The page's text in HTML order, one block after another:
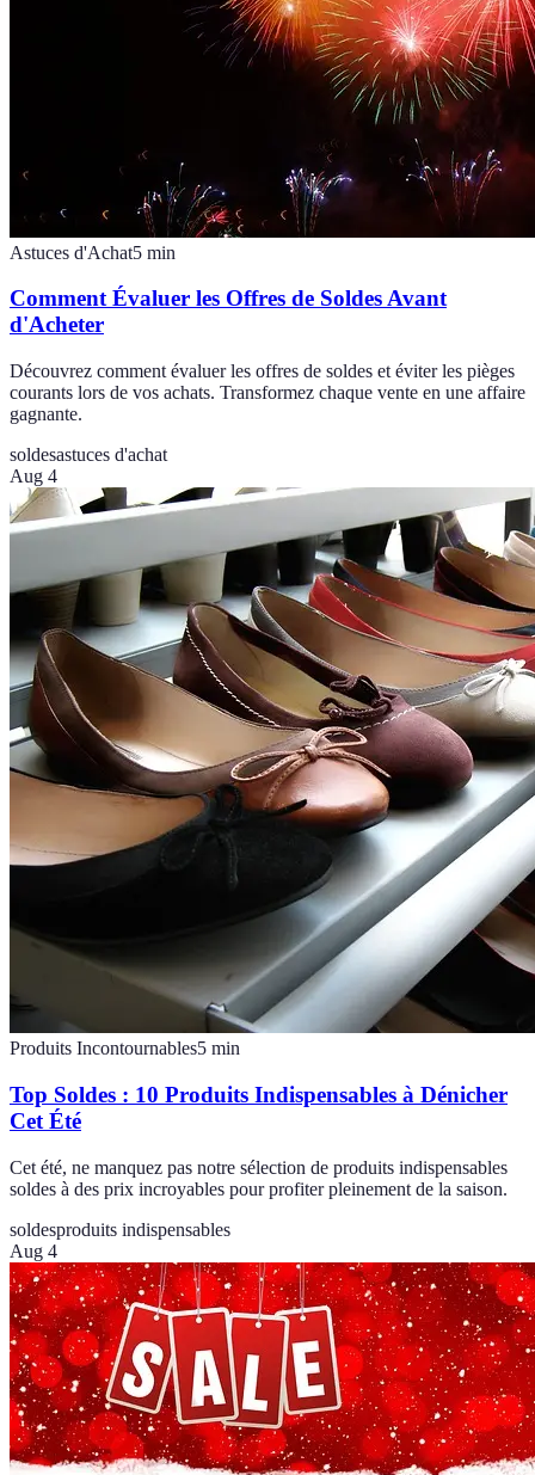
Astuces d'Achat5 min
Comment Évaluer les Offres de Soldes Avant
d'Acheter
Découvrez comment évaluer les offres de soldes et éviter les pièges
courants lors de vos achats. Transformez chaque vente en une affaire
gagnante.
soldesastuces d'achat
Aug 4
Produits Incontournables5 min
Top Soldes : 10 Produits Indispensables à Dénicher
Cet Été
Cet été, ne manquez pas notre sélection de produits indispensables
soldes à des prix incroyables pour profiter pleinement de la saison.
soldesproduits indispensables
Aug 4